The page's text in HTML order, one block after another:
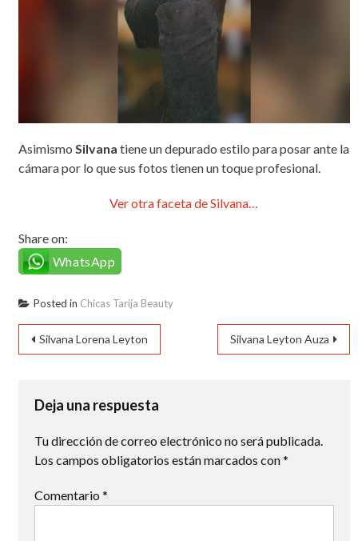
Asimismo Silvana tiene un depurado estilo para posar ante la
cámara por lo que sus fotos tienen un toque profesional.
Ver otra faceta de Silvana…
Share on:
WhatsApp
Posted in Chicas Tarija Beauty
Navegación
entradas
Silvana Lorena Leyton Silvana Leyton Auza
Deja una respuesta
Tu dirección de correo electrónico no será publicada.
Los campos obligatorios están marcados con*
Comentario *